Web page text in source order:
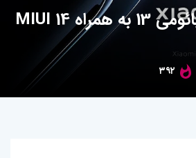
تاریخ معرفی شیائومی 13 به همراه MIUI 14
۳۹۲